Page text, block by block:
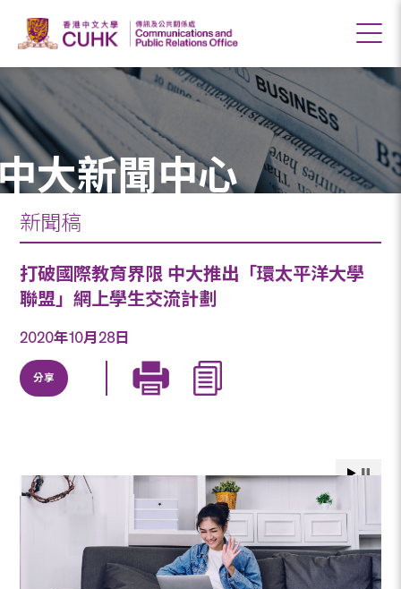
大新聞中心
新聞稿
打破國際教育界限 中大推出「環太平洋大學
聯盟」網上學生交流計劃
2020年10月28日
分享